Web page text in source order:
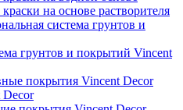
на основе растворителя
система грунтов и
грунтов и покрытий Vincent
покрытия Vincent Decor
Decor